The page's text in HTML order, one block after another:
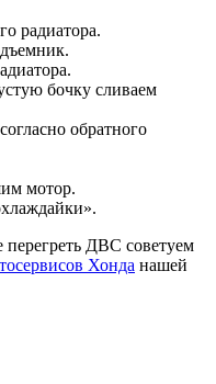
радиатора.
бочку сливаем
обратного
мотор.
перегреть ДВС советуем
Хонда нашей